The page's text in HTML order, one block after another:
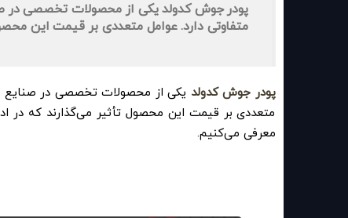
پودر جوش کدولد یکی از محصولات تخصصی در
متفاوتی دارد. عوامل متعددی بر قیمت این
پودر جوش کدولد یکی از محصولات تخصصی در صنایع
متعددی بر قیمت این محصول تأثیر می‌گذارند که در
معرفی می‌کنیم.